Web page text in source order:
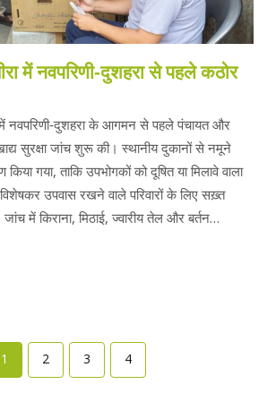
में नवपरिणी‑दुशहरा से पहले कठोर
नवपरिणी‑दुशहरा के आगमन से पहले पंचायत और
सुरक्षा जांच शुरू की। स्थानीय दुकानों से नमूने
गया, ताकि उपभोगकों को दूषित या मिलावे वाला
उपवास रखने वाले परिवारों के लिए सख़्त
में किराना, मिठाई, ज्वारीय तेल और बर्तन
1 2 3 4